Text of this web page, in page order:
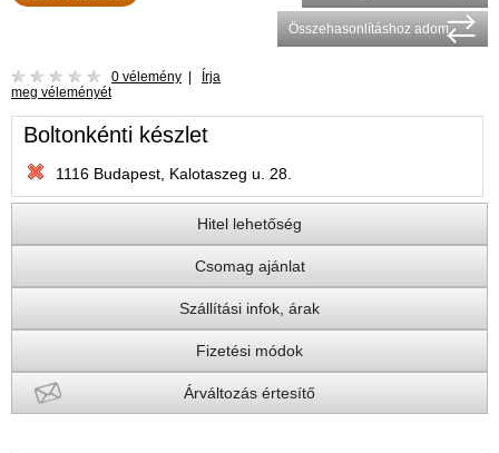
Összehasonlításhoz adom
0 vélemény
Írja
meg véleményét
Boltonkénti készlet
1116 Budapest, Kalotaszeg u. 28.
Hitel lehetőség
Csomag ajánlat
Szállítási infok, árak
Fizetési módok
Árváltozás értesítő